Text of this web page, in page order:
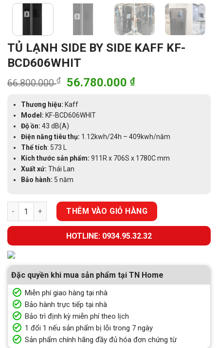
TỦ LẠNH SIDE BY SIDE KAFF KF-
BCD606WHIT
66.800.000₫
Giá
là:
66.800.000 ₫.
56.780.000 ₫Giá
Thương hiệu: Kaff
Model: KF-BCD606WHIT
Độ ồn: 43 dB(A)
Điện năng tiêu thụ: 1.12kwh/24h – 409kwh/năm
Thể tích: 573 L
Kích thước sản phẩm: 911R x 706S x 1780C mm
Xuất xứ:Thái Lan
Bảo hành: 5 năm
TỦ LẠNH SIDE BY SIDE KAFF KF-BCD606WHIT số lượng
THÊM VÀO GIỎ HÀNG
HOTLINE: 0934.95.32.32
Đặc quyền khi mua sản phẩm tại TN Home
Miễn phí giao hàng tại nhà
Bảo hành trực tiếp tại nhà
Bảo trì định kỳ miễn phí theo lịch
1 đổi 1 nếu sản phẩm bị lỗi trong 7 ngày
Sản phẩm chính hãng đầy đủ hóa đơn chứng từ